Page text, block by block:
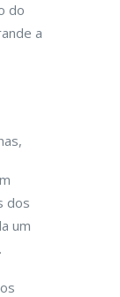
do
a
dos
um